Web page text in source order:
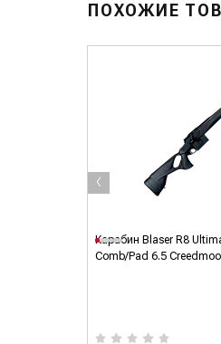
ПОХОЖИЕ
Карабин Blaser R8
Comb/Pad 6.5
‹